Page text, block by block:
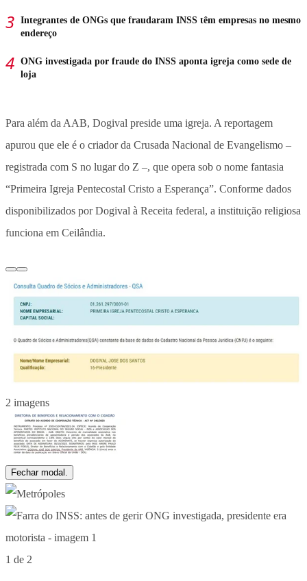
Integrantes de ONGs que fraudaram INSS têm empresas no mesmo
endereço
ONG investigada por fraude do INSS aponta igreja como sede de
loja
Para além da AAB, Dogival preside uma igreja. A reportagem
apurou que ele é o criador da Crusada Nacional de Evangelismo –
registrada com S no lugar do Z –, que opera sob o nome fantasia
“Primeira Igreja Pentecostal Cristo a Esperança”. Conforme dados
disponibilizados por Dogival à Receita federal, a instituição religiosa
funciona em Ceilândia.
2 imagens
Fechar modal.
1 de 2